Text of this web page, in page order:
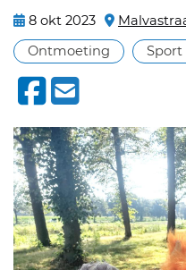
8 okt 2023
Ontmoeting
Sport